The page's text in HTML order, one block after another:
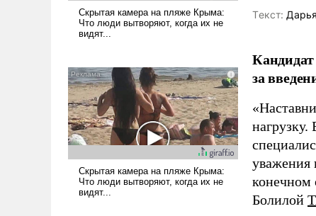
Tекст:
за
нагрузку.
уважения
конечном
Болилой